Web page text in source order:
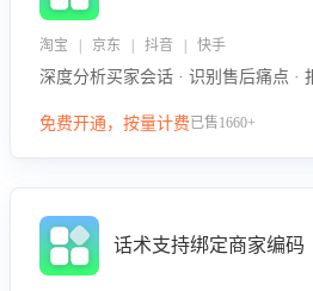
淘宝 | 京东 | 抖音 | 快手
深度分析买家会话 · 识别售后痛点 ·
免费开通，按量计费已售1660+
话术支持绑定商家编码